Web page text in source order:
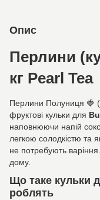
Опис
Перлини
кг Pearl Tea
Перлини Полуниця 🍓
фруктові кульки для
наповнюючи напій
легкою солодкістю та
не потребують
дому.
Що таке кульки
роблять